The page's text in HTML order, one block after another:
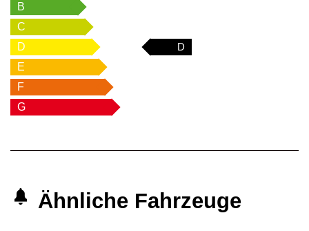
B
C
D
D
E
F
G
Ähnliche Fahrzeuge